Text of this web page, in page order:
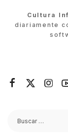
Cultura
diariamente